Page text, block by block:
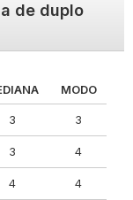
de duplo
MODO
3 3
3 4
4 4